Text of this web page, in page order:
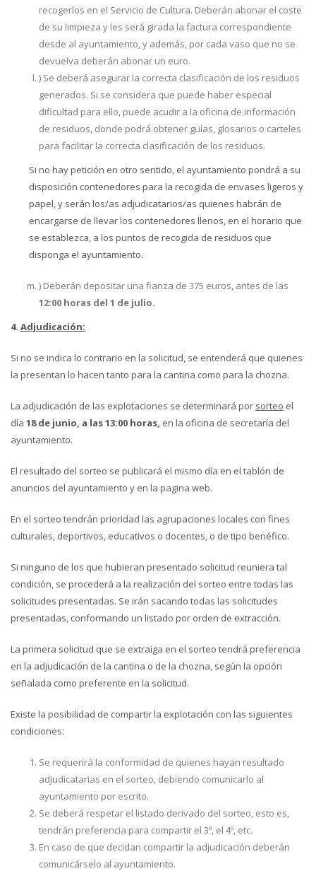
recogerlos en el Servicio de Cultura. Deberán abonar el coste
de su limpieza y les será girada la factura correspondiente
desde al ayuntamiento, y además, por cada vaso que no se
devuelva deberán abonar un euro.
) Se deberá asegurar la correcta clasificación de los residuos
generados. Si se considera que puede haber especial
dificultad para ello, puede acudir a la oficina de información
de residuos, donde podrá obtener guías, glosarios o carteles
para facilitar la correcta clasificación de los residuos.
Si no hay petición en otro sentido, el ayuntamiento pondrá a su
disposición contenedores para la recogida de envases ligeros y
papel, y serán los/as adjudicatarios/as quienes habrán de
encargarse de llevar los contenedores llenos, en el horario que
se establezca, a los puntos de recogida de residuos que
disponga el ayuntamiento.
) Deberán depositar una fianza de 375 euros, antes de las
12:00 horas del 1 de julio.
4. Adjudicación:
Si no se indica lo contrario en la solicitud, se entenderá que quienes
la presentan lo hacen tanto para la cantina como para la chozna.
La adjudicación de las explotaciones se determinará por sorteo el
día 18 de junio, a las 13:00 horas, en la oficina de secretaría del
ayuntamiento.
El resultado del sorteo se publicará el mismo día en el tablón de
anuncios del ayuntamiento y en la pagina web.
En el sorteo tendrán prioridad las agrupaciones locales con fines
culturales, deportivos, educativos o docentes, o de tipo benéfico.
Si ninguno de los que hubieran presentado solicitud reuniera tal
condición, se procederá a la realización del sorteo entre todas las
solicitudes presentadas. Se irán sacando todas las solicitudes
presentadas, conformando un listado por orden de extracción.
La primera solicitud que se extraiga en el sorteo tendrá preferencia
en la adjudicación de la cantina o de la chozna, según la opción
señalada como preferente en la solicitud.
Existe la posibilidad de compartir la explotación con las siguientes
condiciones:
Se requerirá la conformidad de quienes hayan resultado
adjudicatarias en el sorteo, debiendo comunicarlo al
ayuntamiento por escrito.
Se deberá respetar el listado derivado del sorteo, esto es,
tendrán preferencia para compartir el 3º, el 4º, etc.
En caso de que decidan compartir la adjudicación deberán
comunicárselo al ayuntamiento.